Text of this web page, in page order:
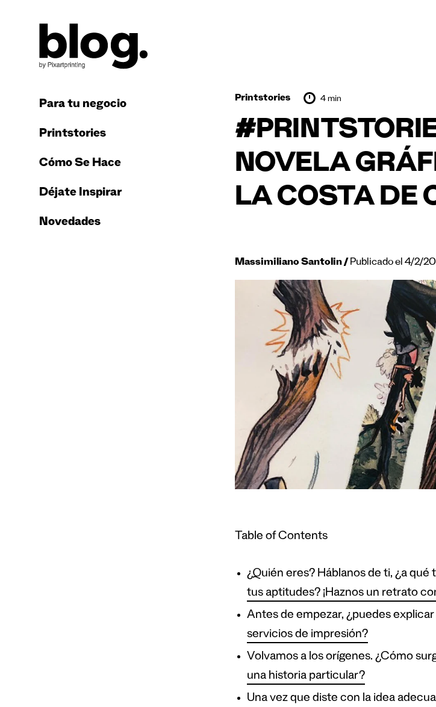
Para tu negocio
Printstories
Cómo Se Hace
Déjate Inspirar
Novedades
Printstories 4 min
NOVELA
LA COSTA DE
Massimiliano Santolin Publicado el 4/2/
Table of Contents
¿Quién eres? Háblanos de ti, ¿a
tus aptitudes? ¡Haznos un retrato
Antes de empezar, ¿puedes
servicios de impresión?
Volvamos a los orígenes. ¿Cómo
una historia particular?
Una vez que diste con la idea